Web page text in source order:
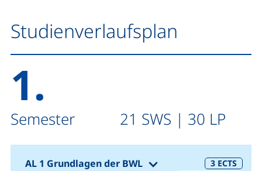
Studienverlaufsplan
1.
Semester 21 SWS | 30 LP
AL 1 Grundlagen der BWL (1. Semester 21
3 ECTS